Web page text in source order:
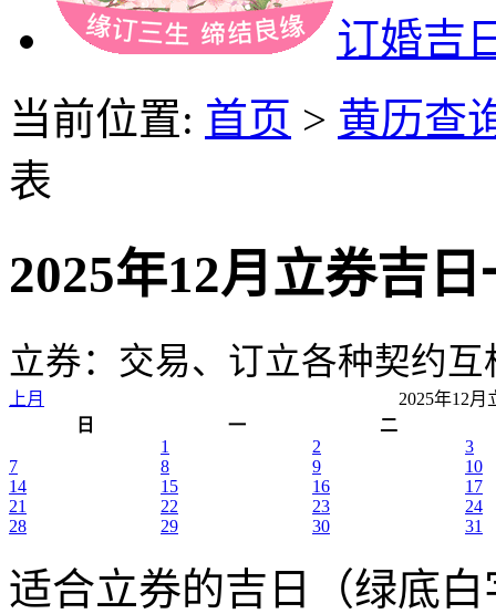
订婚吉
当前位置: 首页 > 黄历查
表
2025年12月立券吉
立券：交易、订立各种契约
上月
2025年12
日
一
二
1
2
3
7
8 9
10
14
15 16
17
21
22 23
24
28
29 30 31
适合立券的吉日（绿底白